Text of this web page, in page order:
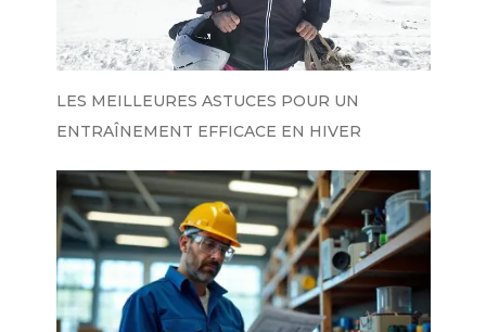
LES MEILLEURES ASTUCES POUR UN
ENTRAÎNEMENT EFFICACE EN HIVER